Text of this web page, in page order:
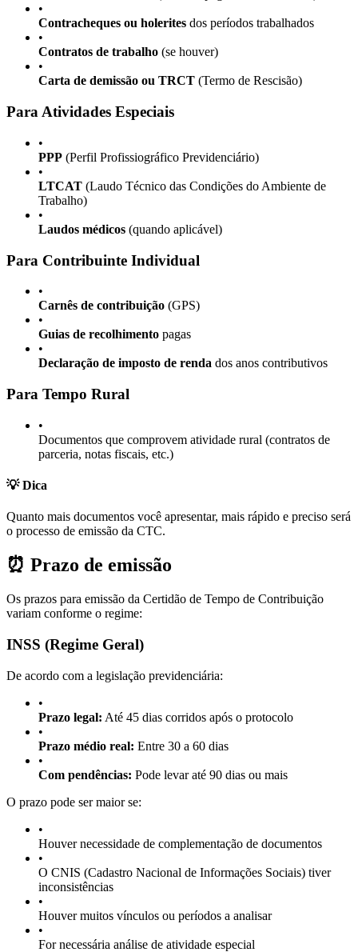
•
Contracheques ou holerites dos períodos trabalhados
•
Contratos de trabalho (se houver)
•
Carta de demissão ou TRCT (Termo de Rescisão)
Para Atividades Especiais
•
PPP (Perfil Profissiográfico Previdenciário)
•
LTCAT (Laudo Técnico das Condições do Ambiente de
Trabalho)
•
Laudos médicos (quando aplicável)
Para Contribuinte Individual
•
Carnês de contribuição (GPS)
•
Guias de recolhimento pagas
•
Declaração de imposto de renda dos anos contributivos
Para Tempo Rural
•
Documentos que comprovem atividade rural (contratos de
parceria, notas fiscais, etc.)
💡 Dica
Quanto mais documentos você apresentar, mais rápido e preciso será
o processo de emissão da CTC.
⏰ Prazo de emissão
Os prazos para emissão da Certidão de Tempo de Contribuição
variam conforme o regime:
INSS (Regime Geral)
De acordo com a legislação previdenciária:
•
Prazo legal: Até 45 dias corridos após o protocolo
•
Prazo médio real: Entre 30 a 60 dias
•
Com pendências: Pode levar até 90 dias ou mais
O prazo pode ser maior se:
•
Houver necessidade de complementação de documentos
•
O CNIS (Cadastro Nacional de Informações Sociais) tiver
inconsistências
•
Houver muitos vínculos ou períodos a analisar
•
For necessária análise de atividade especial